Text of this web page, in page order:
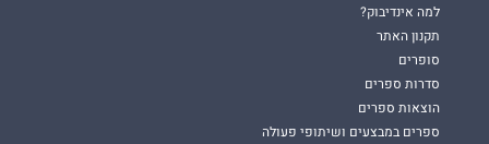
למה אינדיבוק?
תקנון האתר
סופרים
סדרות ספרים
הוצאות ספרים
ספרים במבצעים ושיתופי פעולה